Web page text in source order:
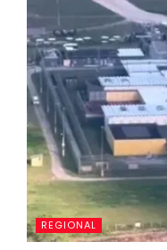
REGIONAL